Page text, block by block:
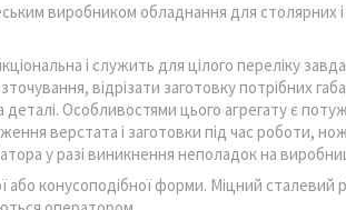
виробником обладнання для столярних
і служить для цілого переліку
відрізати заготовку потрібних
Особливостями цього агрегату є
верстата і заготовки під час роботи,
у разі виникнення неполадок на
або конусоподібної форми. Міцний сталевий